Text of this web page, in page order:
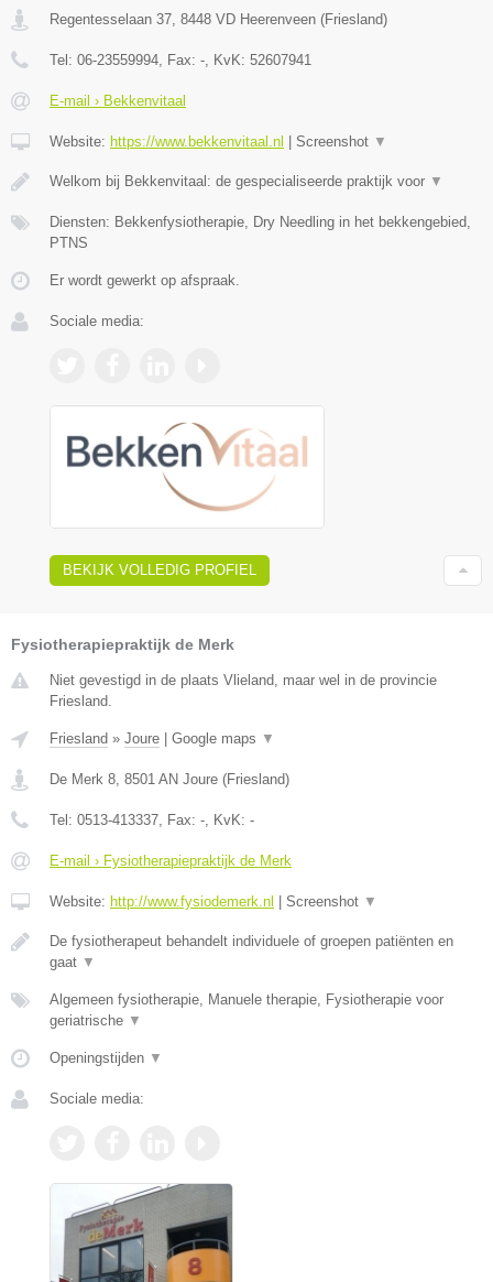
Regentesselaan 37 8448 VD Heerenveen (Friesland)
Tel: 06-23559994 , Fax: - , KvK: 52607941
E-mail › Bekkenvitaal
Website: https://www.bekkenvitaal.nl Screenshot ▼
Welkom bij Bekkenvitaal: de gespecialiseerde praktijk voor ▼
Diensten: Bekkenfysiotherapie, Dry Needling in het bekkengebied,
PTNS
Er wordt gewerkt op afspraak.
Sociale media:
BEKIJK VOLLEDIG PROFIEL
Fysiotherapiepraktijk de Merk
Niet gevestigd in de plaats Vlieland, maar wel in de provincie
Friesland.
Friesland » Joure Google maps ▼
De Merk 8, 8501 AN Joure (Friesland)
Tel: 0513-413337, Fax: -, KvK: -
E-mail › Fysiotherapiepraktijk de Merk
Website: http://www.fysiodemerk.nl Screenshot ▼
De fysiotherapeut behandelt individuele of groepen patiënten en
gaat ▼
Algemeen fysiotherapie, Manuele therapie, Fysiotherapie voor
geriatrische ▼
Openingstijden ▼
Sociale media: